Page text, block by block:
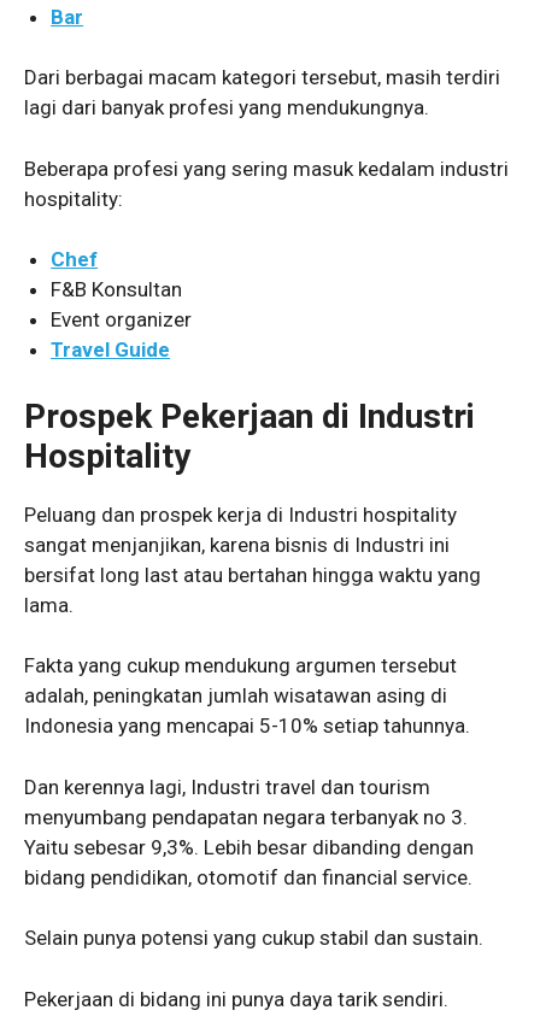
Bar
Dari berbagai macam kategori tersebut, masih terdiri
lagi dari banyak profesi yang mendukungnya.
Beberapa profesi yang sering masuk kedalam industri
hospitality:
Chef
F&B Konsultan
Event organizer
Travel Guide
Prospek Pekerjaan di Industri
Hospitality
Peluang dan prospek kerja di Industri hospitality
sangat menjanjikan, karena bisnis di Industri ini
bersifat long last atau bertahan hingga waktu yang
lama.
Fakta yang cukup mendukung argumen tersebut
adalah, peningkatan jumlah wisatawan asing di
Indonesia yang mencapai 5-10% setiap tahunnya.
Dan kerennya lagi, Industri travel dan tourism
menyumbang pendapatan negara terbanyak no 3.
Yaitu sebesar 9,3%. Lebih besar dibanding dengan
bidang pendidikan, otomotif dan financial service.
Selain punya potensi yang cukup stabil dan sustain.
Pekerjaan di bidang ini punya daya tarik sendiri.